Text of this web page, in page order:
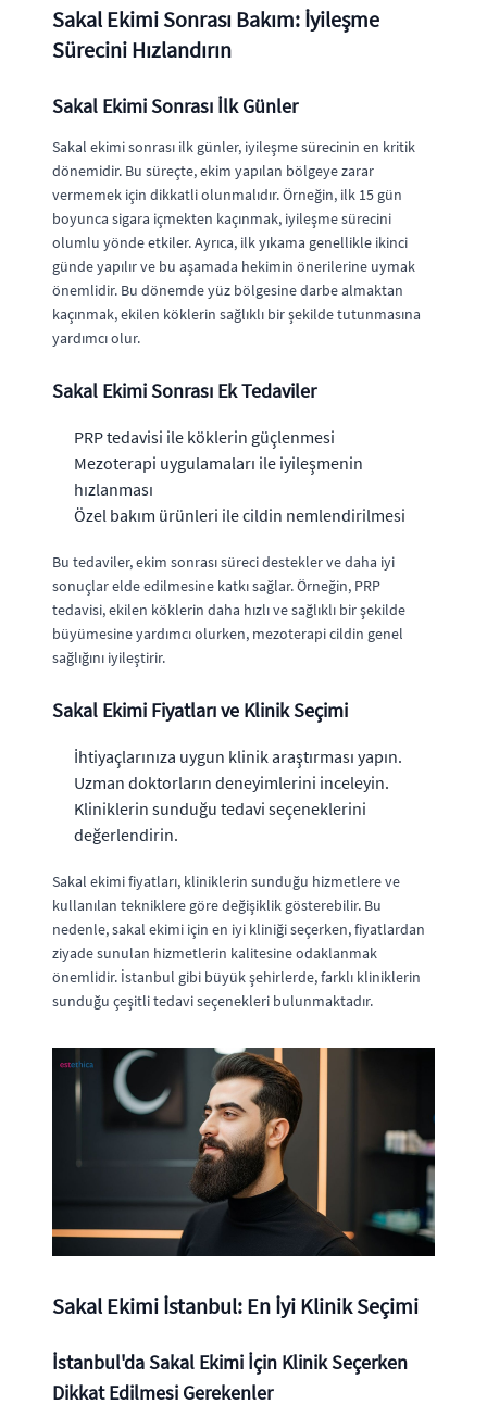
Sakal Ekimi Sonrası Bakım: İyileşme
Sürecini Hızlandırın
Sakal Ekimi Sonrası İlk Günler
Sakal ekimi sonrası ilk günler, iyileşme sürecinin en kritik
dönemidir. Bu süreçte, ekim yapılan bölgeye zarar
vermemek için dikkatli olunmalıdır. Örneğin, ilk 15 gün
boyunca sigara içmekten kaçınmak, iyileşme sürecini
olumlu yönde etkiler. Ayrıca, ilk yıkama genellikle ikinci
günde yapılır ve bu aşamada hekimin önerilerine uymak
önemlidir. Bu dönemde yüz bölgesine darbe almaktan
kaçınmak, ekilen köklerin sağlıklı bir şekilde tutunmasına
yardımcı olur.
Sakal Ekimi Sonrası Ek Tedaviler
PRP tedavisi ile köklerin güçlenmesi
Mezoterapi uygulamaları ile iyileşmenin
hızlanması
Özel bakım ürünleri ile cildin nemlendirilmesi
Bu tedaviler, ekim sonrası süreci destekler ve daha iyi
sonuçlar elde edilmesine katkı sağlar. Örneğin, PRP
tedavisi, ekilen köklerin daha hızlı ve sağlıklı bir şekilde
büyümesine yardımcı olurken, mezoterapi cildin genel
sağlığını iyileştirir.
Sakal Ekimi Fiyatları ve Klinik Seçimi
İhtiyaçlarınıza uygun klinik araştırması yapın.
Uzman doktorların deneyimlerini inceleyin.
Kliniklerin sunduğu tedavi seçeneklerini
değerlendirin.
Sakal ekimi fiyatları, kliniklerin sunduğu hizmetlere ve
kullanılan tekniklere göre değişiklik gösterebilir. Bu
nedenle, sakal ekimi için en iyi kliniği seçerken, fiyatlardan
ziyade sunulan hizmetlerin kalitesine odaklanmak
önemlidir. İstanbul gibi büyük şehirlerde, farklı kliniklerin
sunduğu çeşitli tedavi seçenekleri bulunmaktadır.
Sakal Ekimi İstanbul: En İyi Klinik Seçimi
İstanbul'da Sakal Ekimi İçin Klinik Seçerken
Dikkat Edilmesi Gerekenler